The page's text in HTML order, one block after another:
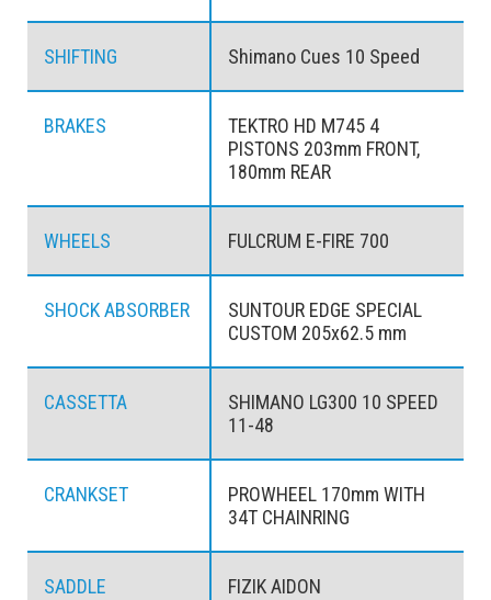
SHIFTING Shimano Cues 10 Speed
BRAKES
TEKTRO HD M745 4
PISTONS 203mm FRONT,
180mm REAR
WHEELS FULCRUM E-FIRE 700
SHOCK ABSORBER
SUNTOUR EDGE SPECIAL
CUSTOM 205x62.5 mm
CASSETTA
SHIMANO LG300 10 SPEED
11-48
CRANKSET
PROWHEEL 170mm WITH
34T CHAINRING
SADDLE FIZIK AIDON